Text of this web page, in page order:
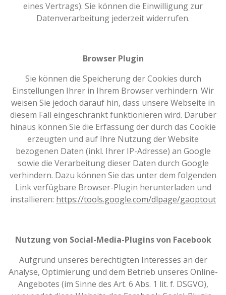
eines Vertrags). Sie können die Einwilligung zur
Datenverarbeitung jederzeit widerrufen.
Browser Plugin
Sie können die Speicherung der Cookies durch
Einstellungen Ihrer in Ihrem Browser verhindern. Wir
weisen Sie jedoch darauf hin, dass unsere Webseite in
diesem Fall eingeschränkt funktionieren wird. Darüber
hinaus können Sie die Erfassung der durch das Cookie
erzeugten und auf Ihre Nutzung der Website
bezogenen Daten (inkl. Ihrer IP-Adresse) an Google
sowie die Verarbeitung dieser Daten durch Google
verhindern. Dazu können Sie das unter dem folgenden
Link verfügbare Browser-Plugin herunterladen und
installieren: https://tools.google.com/dlpage/gaoptout
Nutzung von Social-Media-Plugins von Facebook
Aufgrund unseres berechtigten Interesses an der
Analyse, Optimierung und dem Betrieb unseres Online-
Angebotes (im Sinne des Art. 6 Abs. 1 lit. f. DSGVO),